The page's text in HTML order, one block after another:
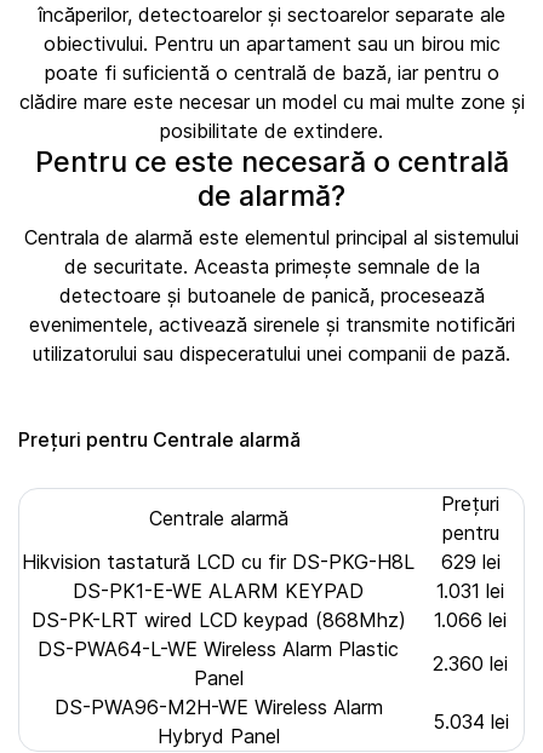
încăperilor, detectoarelor și sectoarelor separate ale
obiectivului. Pentru un apartament sau un birou mic
poate fi suficientă o centrală de bază, iar pentru o
clădire mare este necesar un model cu mai multe zone și
posibilitate de extindere.
Pentru ce este necesară o centrală
de alarmă?
Centrala de alarmă este elementul principal al sistemului
de securitate. Aceasta primește semnale de la
detectoare și butoanele de panică, procesează
evenimentele, activează sirenele și transmite notificări
utilizatorului sau dispeceratului unei companii de pază.
Prețuri pentru Centrale alarmă
Centrale alarmă
Prețuri
pentru
Hikvision tastatură LCD cu fir DS-PKG-H8L
629 lei
DS-PK1-E-WE ALARM KEYPAD
1.031 lei
DS-PK-LRT wired LCD keypad (868Mhz)
1.066 lei
DS-PWA64-L-WE Wireless Alarm Plastic
Panel
2.360 lei
DS-PWA96-M2H-WE Wireless Alarm
Hybryd Panel
5.034 lei